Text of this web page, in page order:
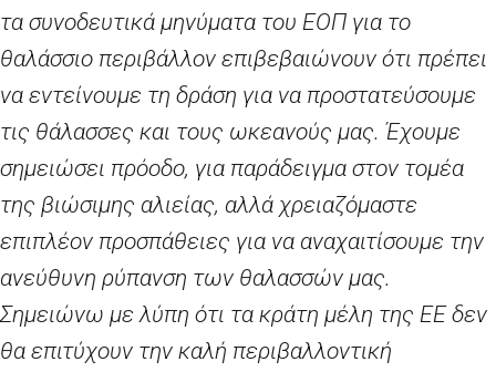
τα συνοδευτικά μηνύματα του ΕΟΠ για το
θαλάσσιο περιβάλλον επιβεβαιώνουν ότι πρέπει
να εντείνουμε τη δράση για να προστατεύσουμε
τις θάλασσες και τους ωκεανούς μας. Έχουμε
σημειώσει πρόοδο, για παράδειγμα στον τομέα
της βιώσιμης αλιείας, αλλά χρειαζόμαστε
επιπλέον προσπάθειες για να αναχαιτίσουμε την
ανεύθυνη ρύπανση των θαλασσών μας.
Σημειώνω με λύπη ότι τα κράτη μέλη της ΕΕ δεν
θα επιτύχουν την καλή περιβαλλοντική